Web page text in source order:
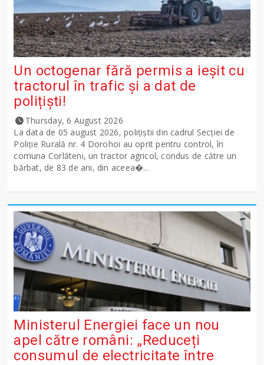
Un octogenar fără permis a ieșit cu
tractorul în trafic și a dat de
polițiști!
Thursday, 6 August 2026
La data de 05 august 2026, polițiștii din cadrul Secției de
Poliție Rurală nr. 4 Dorohoi au oprit pentru control, în
comuna Corlăteni, un tractor agricol, condus de către un
bărbat, de 83 de ani, din aceea�...
Ministerul Energiei face un nou
apel către români: „Reduceți
consumul de electricitate între